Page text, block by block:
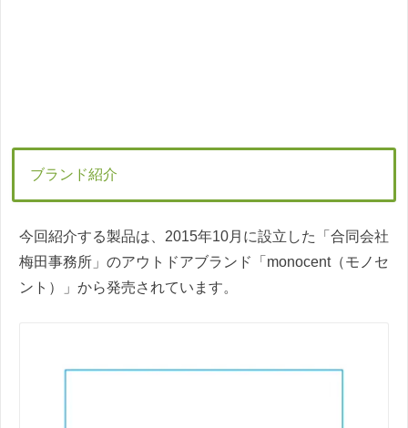
ブランド紹介
今回紹介する製品は、2015年10月に設立した「合同会社
梅田事務所」のアウトドアブランド「monocent（モノセ
ント）」から発売されています。